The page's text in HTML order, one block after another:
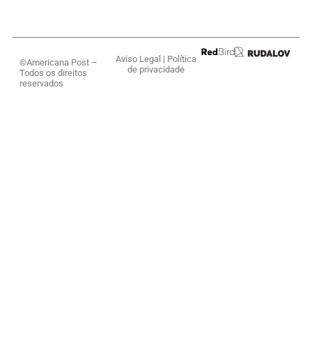
©Americana Post –
Todos os direitos
reservados
Aviso Legal | Política
de privacidade